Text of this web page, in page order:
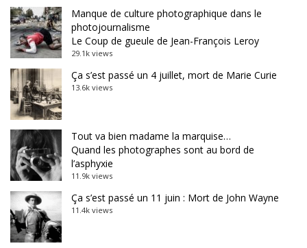
Manque de culture photographique dans le
photojournalisme
Le Coup de gueule de Jean-François Leroy
29.1k views
Ça s’est passé un 4 juillet, mort de Marie Curie
13.6k views
Tout va bien madame la marquise…
Quand les photographes sont au bord de
l’asphyxie
11.9k views
Ça s’est passé un 11 juin : Mort de John Wayne
11.4k views